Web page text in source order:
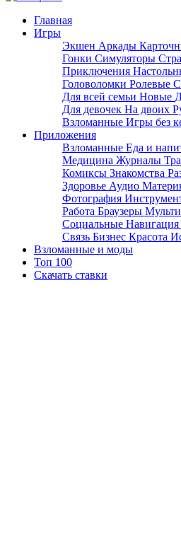
Главная
Игры
Экшен Аркады
Гонки Симуляторы
Приключения
Головоломки Ролевые
Для всей семьи Новые
Для девочек На двоих
Взломанные Игры без
Приложения
Взломанные Еда и
Медицина Журналы
Комиксы Знакомства
Здоровье Аудио
Фотография
Работа Браузеры
Социальные Навигация
Связь Бизнес Красота
Взломанные и моды
Топ 100
Скачать ставки